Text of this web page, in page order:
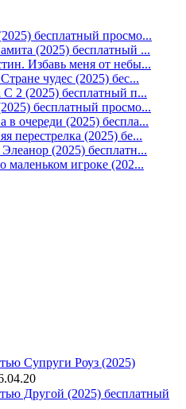
бесплатный просмо...
(2025) бесплатный ...
Избавь меня от небы...
чудес (2025) бес...
2 (2025) бесплатный п...
бесплатный просмо...
очереди (2025) беспла...
перестрелка (2025) бе...
(2025) бесплатн...
маленьком игроке (202...
Супруги Роуз (2025)
Другой (2025) бесплатный